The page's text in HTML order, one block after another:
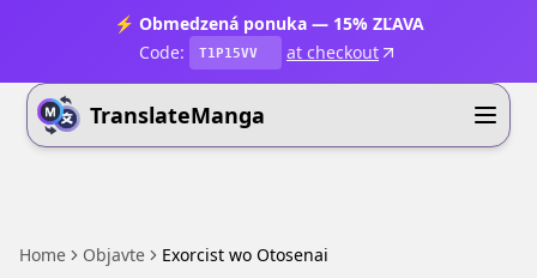
⚡ Obmedzená ponuka — 15% ZĽAVA
Code:
T1P15VV at checkout
TranslateManga
Home Objavte Exorcist wo Otosenai